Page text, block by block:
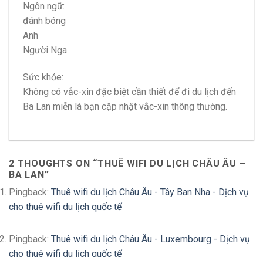
Ngôn ngữ:
đánh bóng
Anh
Người Nga
Sức khỏe:
Không có vắc-xin đặc biệt cần thiết để đi du lịch đến
Ba Lan miễn là bạn cập nhật vắc-xin thông thường.
2 THOUGHTS ON “THUÊ WIFI DU LỊCH CHÂU ÂU –
BA LAN”
Pingback: Thuê wifi du lịch Châu Âu - Tây Ban Nha - Dịch vụ
cho thuê wifi du lịch quốc tế
Pingback: Thuê wifi du lịch Châu Âu - Luxembourg - Dịch vụ
cho thuê wifi du lịch quốc tế